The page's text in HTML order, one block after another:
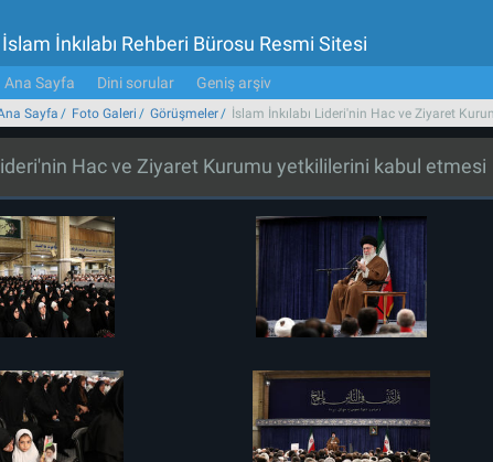
İslam İnkılabı Rehberi Bürosu Resmi Sitesi
Ana Sayfa Dini sorular Geniş arşiv
Sayfa Foto Galeri Görüşmeler İslam İnkılabı Lideri'nin Hac ve Ziyaret
Hac ve Ziyaret Kurumu yetkililerini kabul etmesi